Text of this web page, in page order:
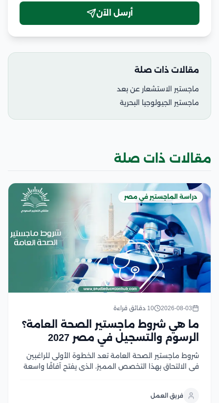
أرسل الآن
مقالات ذات صلة
ماجستير الاستشعار عن بعد
ماجستير الجيولوجيا البحرية
مقالات ذات صلة
دراسة الماجستير في مصر
2026-08-03 10 دقائق قراءة
ما هي شروط ماجستير الصحة العامة؟
الرسوم والتسجيل في مصر 2027
شروط ماجستير الصحة العامة تعد الخطوة الأولى للراغبين
في الالتحاق بهذا التخصص المميز، الذي يفتح آفاقًا واسعة
البرنامج المناسب ومعرفة متطلبات القبول أمر ضروري...
فريق العمل